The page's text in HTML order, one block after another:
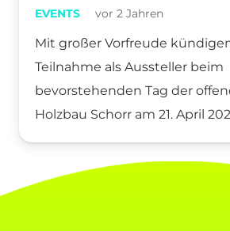
EVENTS vor 2 Jahren
Mit großer Vorfreude
Teilnahme als Aussteller beim
bevorstehenden Tag der
Holzbau Schorr am 21. April